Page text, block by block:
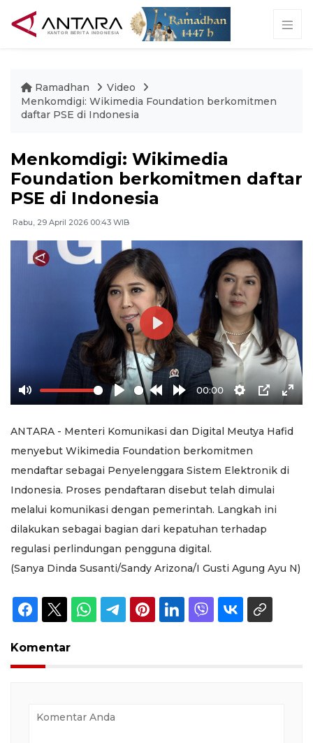
Ramadhan
Video
Menkomdigi: Wikimedia Foundation berkomitmen
daftar PSE di Indonesia
Menkomdigi: Wikimedia
Foundation berkomitmen daftar
PSE di Indonesia
Rabu, 29 April 2026 00:43 WIB
Mute Play
Rewind
10s
Forward
10s
00:00
Settings
PIP
Play
ANTARA - Menteri Komunikasi dan Digital Meutya Hafid
menyebut Wikimedia Foundation berkomitmen
mendaftar sebagai Penyelenggara Sistem Elektronik di
Indonesia. Proses pendaftaran disebut telah dimulai
melalui komunikasi dengan pemerintah. Langkah ini
dilakukan sebagai bagian dari kepatuhan terhadap
regulasi perlindungan pengguna digital.
(Sanya Dinda Susanti/Sandy Arizona/I Gusti Agung Ayu N)
Komentar